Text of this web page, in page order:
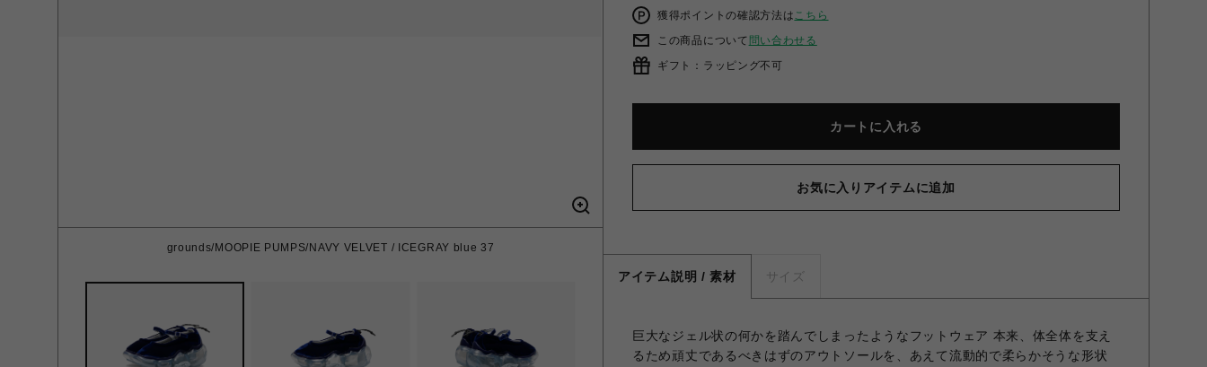
grounds/MOOPIE PUMPS/NAVY VELVET / ICEGRAY blue 37
獲得ポイントの確認方法はこちら
この商品について 問い合わせる
ギフト：ラッピング不可
カートに入れる
お気に入りアイテムに追加
アイテム説明 / 素材 サイズ
巨大なジェル状の何かを踏んでしまったようなフットウェア 本来、体全体を支え
るため頑丈であるべきはずのアウトソールを、あえて流動的で柔らかそうな形状